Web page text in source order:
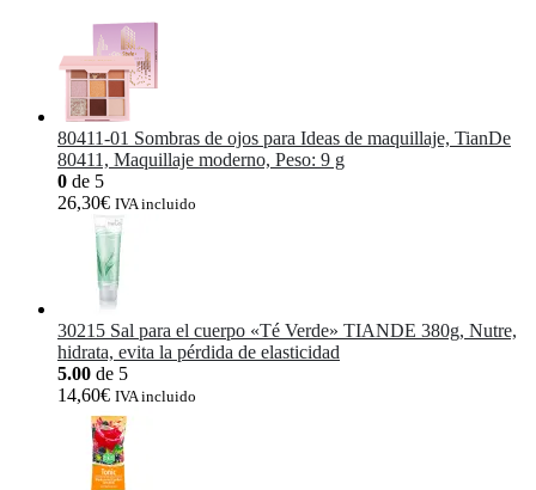
80411-01 Sombras de ojos para Ideas de maquillaje, TianDe
80411, Maquillaje moderno, Peso: 9 g
0 de 5
26,30€ IVA incluido
30215 Sal para el cuerpo «Té Verde» TIANDE 380g, Nutre,
hidrata, evita la pérdida de elasticidad
5.00 de 5
14,60€ IVA incluido